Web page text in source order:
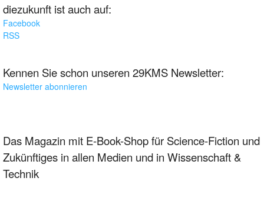
diezukunft ist auch auf:
Facebook
RSS
Kennen Sie schon unseren 29KMS Newsletter:
Newsletter abonnieren
Das Magazin mit E-Book-Shop für Science-Fiction und
Zukünftiges in allen Medien und in Wissenschaft &
Technik